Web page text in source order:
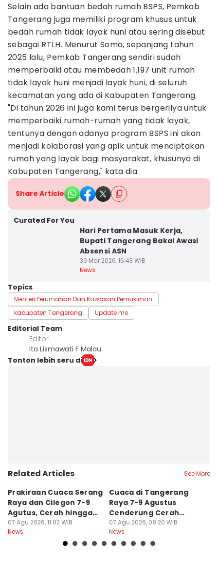
Selain ada bantuan bedah rumah BSPS, Pemkab
Tangerang juga memiliki program khusus untuk
bedah rumah tidak layak huni atau sering disebut
sebagai RTLH. Menurut Soma, sepanjang tahun
2025 lalu, Pemkab Tangerang sendiri sudah
memperbaiki atau membedah 1.197 unit rumah
tidak layak huni menjadi layak huni, di seluruh
kecamatan yang ada di Kabupaten Tangerang.
"Di tahun 2026 ini juga kami terus bergerilya untuk
memperbaiki rumah-rumah yang tidak layak,
tentunya dengan adanya program BSPS ini akan
menjadi kolaborasi yang apik untuk menciptakan
rumah yang layak bagi masyarakat, khusunya di
Kabupaten Tangerang," kata dia.
Share Article
Curated For You
Hari Pertama Masuk Kerja,
Bupati Tangerang Bakal Awasi
Absensi ASN
30 Mar 2026, 16:43 WIB
News
Topics
Menteri Perumahan Dan Kawasan Pemukiman
kabupaten Tangerang
Update me
Editorial Team
Editor
Ita Lismawati F Malau
Tonton lebih seru di
Related Articles See More
Prakiraan Cuaca Serang
Raya dan Cilegon 7-9
Agutus, Cerah hingga
Berawan
07 Agu 2026, 11:02 WIB
News
Cuaca di Tangerang
Raya 7-9 Agustus
Cenderung Cerah
hingga Berawan
07 Agu 2026, 08:20 WIB
News